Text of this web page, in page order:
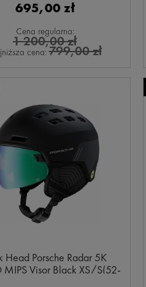
695,00 zł
Cena regularna:
1 200,00 zł
cena:799,00 zł
Head Porsche Radar 5K
MIPS Visor Black XS/S(52-